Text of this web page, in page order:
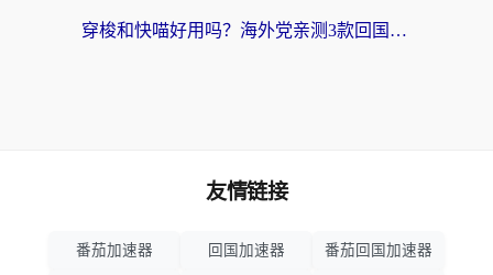
穿梭和快喵好用吗？海外党亲测3款回国加速器，附日本回国VPN避坑指南
友情链接
番茄加速器 回国加速器 番茄回国加速器